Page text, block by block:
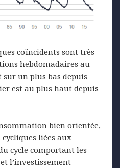
coïncidents sont très
hebdomadaires au
un plus bas depuis
est au plus haut depuis
bien orientée,
cycliques liées aux
cycle comportant les
l’investissement